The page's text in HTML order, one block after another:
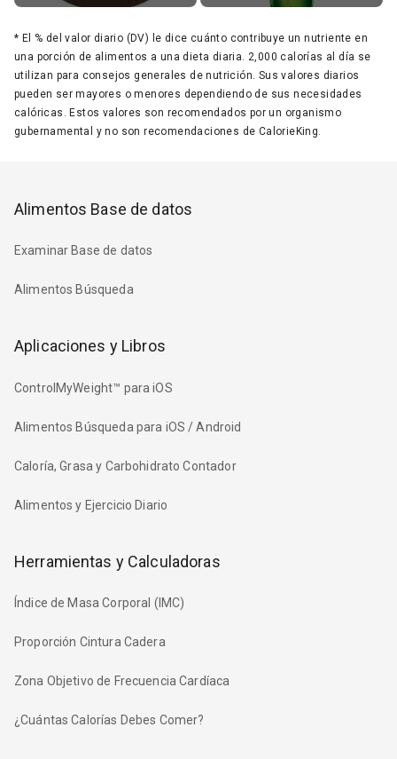
* El % del valor diario (DV) le dice cuánto contribuye un nutriente en
una porción de alimentos a una dieta diaria. 2,000 calorías al día se
utilizan para consejos generales de nutrición. Sus valores diarios
pueden ser mayores o menores dependiendo de sus necesidades
calóricas. Estos valores son recomendados por un organismo
gubernamental y no son recomendaciones de CalorieKing.
Alimentos Base de datos
Examinar Base de datos
Alimentos Búsqueda
Aplicaciones y Libros
ControlMyWeight™ para iOS
Alimentos Búsqueda para iOS / Android
Caloría, Grasa y Carbohidrato Contador
Alimentos y Ejercicio Diario
Herramientas y Calculadoras
Índice de Masa Corporal (IMC)
Proporción Cintura Cadera
Zona Objetivo de Frecuencia Cardíaca
¿Cuántas Calorías Debes Comer?